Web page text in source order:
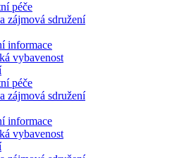
péče
zájmová sdružení
informace
vybavenost
péče
zájmová sdružení
informace
vybavenost